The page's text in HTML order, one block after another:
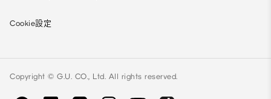
Cookie設定
Copyright © G.U. CO., Ltd. All rights reserved.